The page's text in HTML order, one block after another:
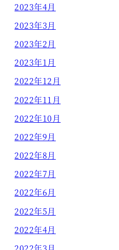
2023年4月
2023年3月
2023年2月
2023年1月
2022年12月
2022年11月
2022年10月
2022年9月
2022年8月
2022年7月
2022年6月
2022年5月
2022年4月